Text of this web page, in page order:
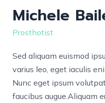
Michele
Prosthotist
Sed aliquam euismod
varius leo, eget iaculis
Nunc eget ipsum
faucibus augue.Aliquam